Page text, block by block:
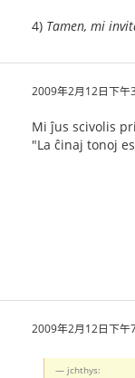
4) Tamen, mi
2009年2月12日下午
Mi ĵus scivolis
"La ĉinaj tonoj
2009年2月12日下午
jchthys: